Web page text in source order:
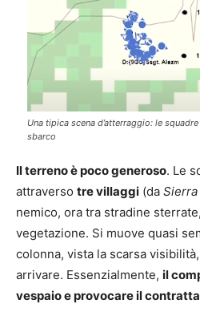
Una tipica scena d’atterraggio: le
sbarco
Il terreno è poco generoso. Le
attraverso tre villaggi (da Sierra
nemico, ora tra stradine
vegetazione. Si muove quasi
colonna, vista la scarsa
arrivare. Essenzialmente, il
vespaio e provocare il